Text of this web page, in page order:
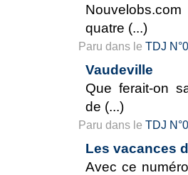
quatre (...)
Paru dans le TDJ
Vaudeville
Que ferait-on
de (...)
Paru dans le TDJ
Les vacances
Avec ce